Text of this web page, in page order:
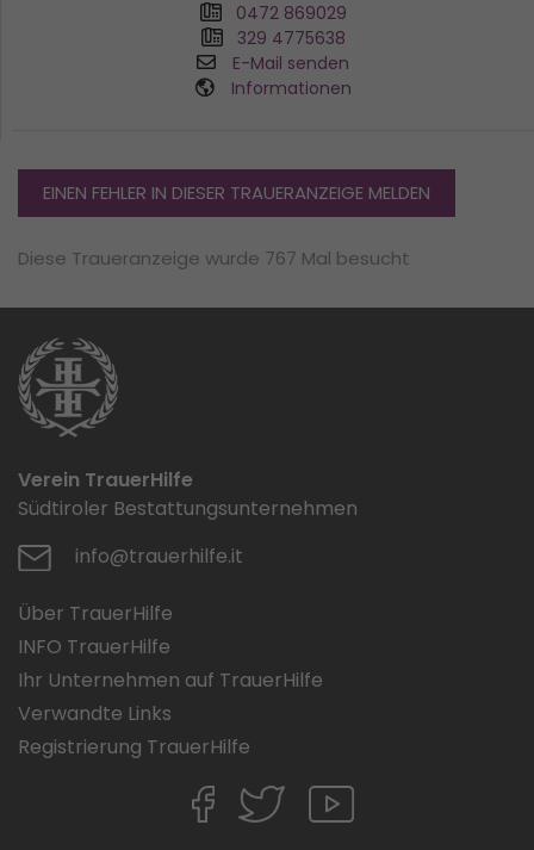
0472 869029
329 4775638
E-Mail senden
Informationen
EINEN FEHLER IN DIESER TRAUERANZEIGE MELDEN
Diese Traueranzeige wurde 767 Mal besucht
Verein TrauerHilfe
Südtiroler Bestattungsunternehmen
info@trauerhilfe.it
Über TrauerHilfe
INFO TrauerHilfe
Ihr Unternehmen auf TrauerHilfe
Verwandte Links
Registrierung TrauerHilfe